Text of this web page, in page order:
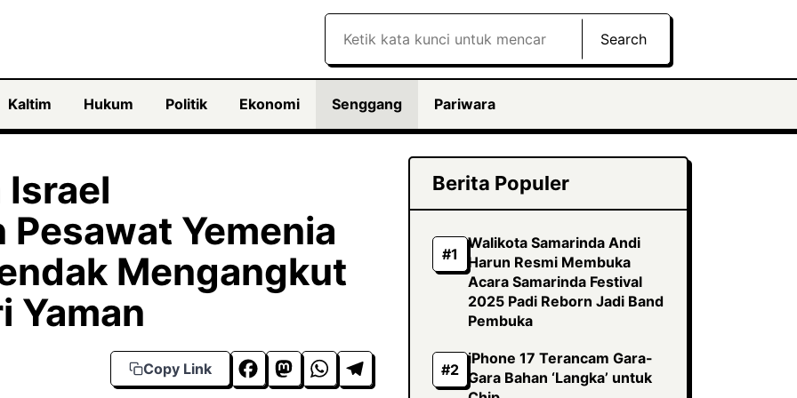
Search
Search
Kaltim Hukum Politik Ekonomi Senggang Pariwara
Israel
Yemenia
Mengangkut
Yaman
Copy Link
F
M W T
Berita Populer
Walikota Samarinda Andi
Harun Resmi Membuka
Acara Samarinda Festival
2025 Padi Reborn Jadi Band
Pembuka
iPhone 17 Terancam Gara-
Gara Bahan ‘Langka’ untuk